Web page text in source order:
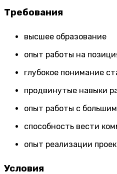
Требования
высшее образование
опыт работы на
глубокое понимание
продвинутые навыки
опыт работы с
способность вести
опыт реализации
Условия